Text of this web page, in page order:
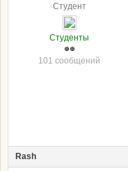
Студент
Студенты
101 сообщений
Rash